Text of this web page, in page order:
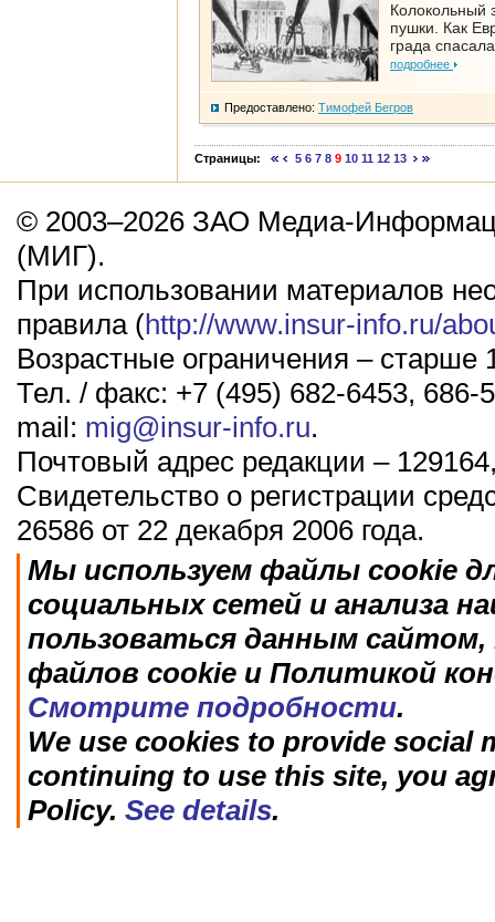
Колокольный
пушки. Как
града
подробнее
Предоставлено: Тимофей Бегров
Страницы: 5 6 7 8 9 10 11 12 13
© 2003–2026 ЗАО Медиа-
(МИГ).
При использовании материалов
правила (http://www.insur-info.ru/
Возрастные ограничения – старше
Тел. / факс: +7 (495) 682-6453, 686-
mail: mig@insur-info.ru.
Почтовый адрес редакции –
Свидетельство о регистрации
26586 от 22 декабря 2006 года.
Мы используем файлы cookie
социальных сетей и анализа
пользоваться данным
файлов cookie и Политикой
Смотрите подробности.
We use cookies to provide social
continuing to use this site, you
Policy. See details.